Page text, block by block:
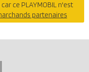
ce PLAYMOBIL n'est
partenaires